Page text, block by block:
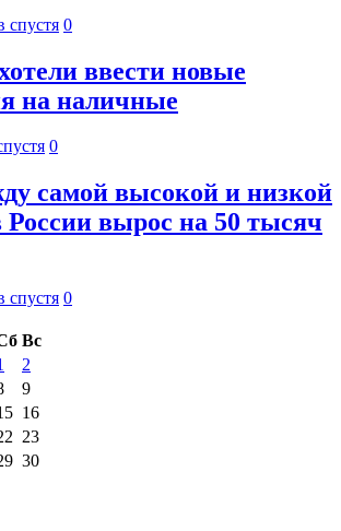
спустя 0
ввести новые
на наличные
0
самой высокой и низкой
России вырос на 50 тысяч
спустя 0
Вс
2
9
16
23
30